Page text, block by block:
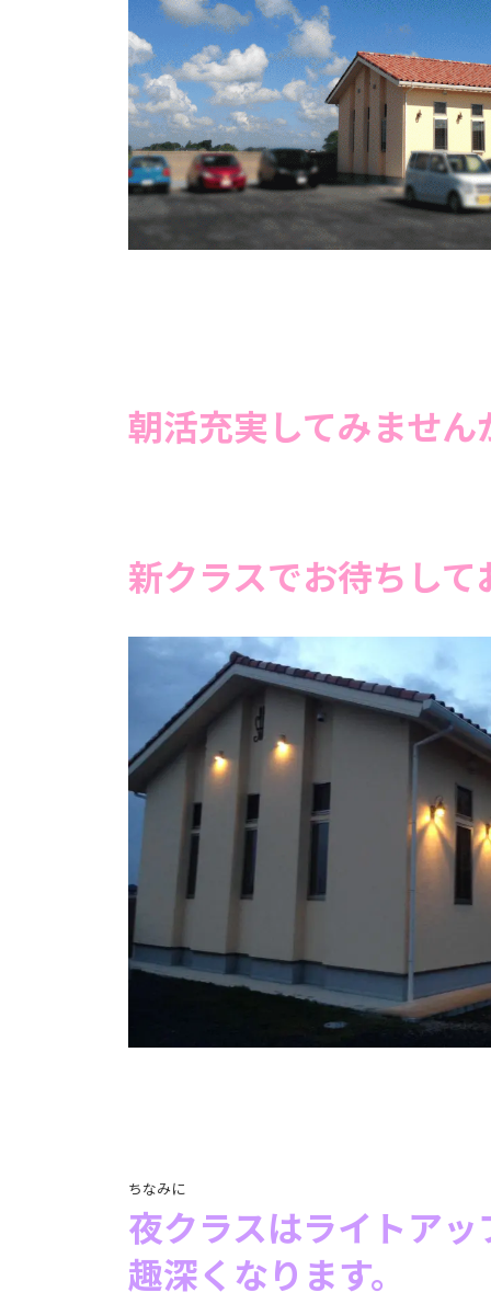
朝活充実してみません
新クラスでお待ちして
ちなみに
夜クラスはライトアッ
趣深くなります。